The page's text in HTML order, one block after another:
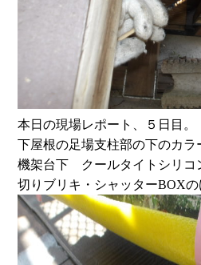
本日の現場レポート、５日目。
下屋根の足場支柱部の下のカ
機架台下 クールタイトシリコ
切りブリキ・シャッターBOXの